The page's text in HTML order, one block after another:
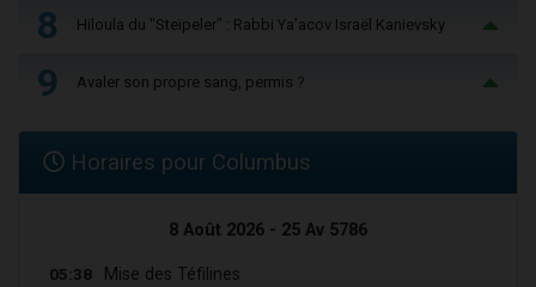
8 Hiloula du "Steïpeler" : Rabbi Ya’acov Israël Kanievsky
9 Avaler son propre sang, permis ?
Horaires pour Columbus
8 Août 2026 - 25 Av 5786
05:38 Mise des Téfilines